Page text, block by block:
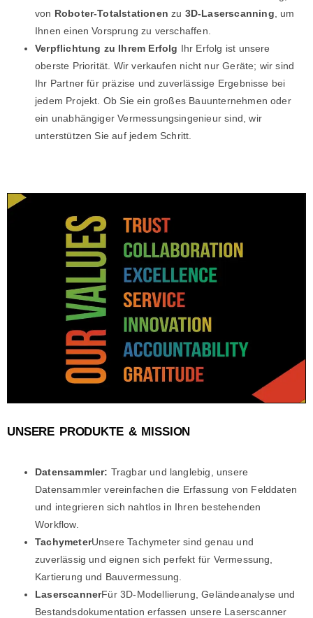
von Roboter-Totalstationen zu 3D-Laserscanning , um
Ihnen einen Vorsprung zu verschaffen.
Verpflichtung zu Ihrem Erfolg Ihr Erfolg ist unsere
oberste Priorität. Wir verkaufen nicht nur Geräte; wir sind
Ihr Partner für präzise und zuverlässige Ergebnisse bei
jedem Projekt. Ob Sie ein großes Bauunternehmen oder
ein unabhängiger Vermessungsingenieur sind, wir
unterstützen Sie auf jedem Schritt.
UNSERE PRODUKTE & MISSION
Datensammler: Tragbar und langlebig, unsere
Datensammler vereinfachen die Erfassung von Felddaten
und integrieren sich nahtlos in Ihren bestehenden
Workflow.
TachymeterUnsere Tachymeter sind genau und
zuverlässig und eignen sich perfekt für Vermessung,
Kartierung und Bauvermessung.
LaserscannerFür 3D-Modellierung, Geländeanalyse und
Bestandsdokumentation erfassen unsere Laserscanner